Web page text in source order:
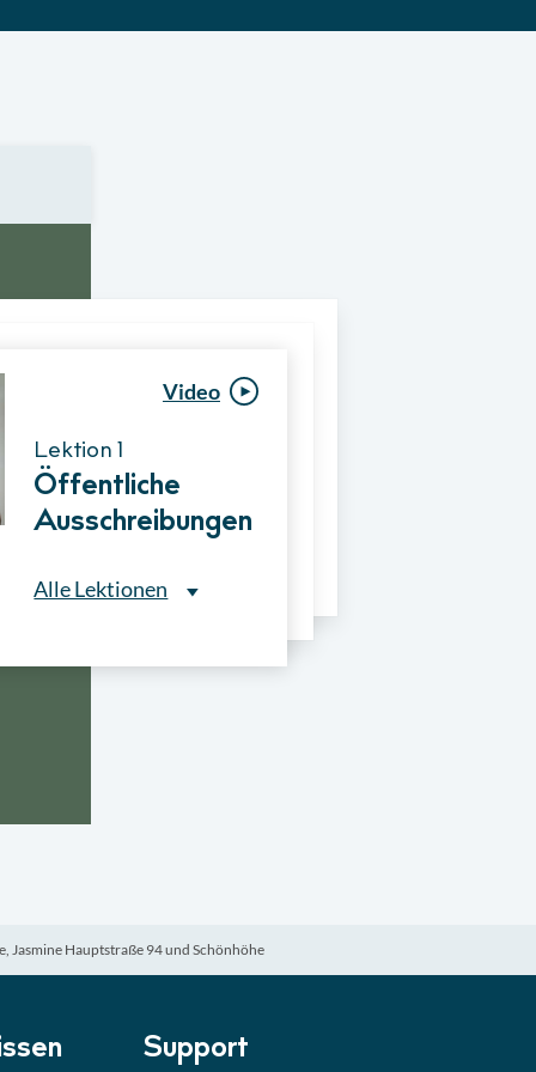
Video
Lektion 1
Öffentliche
Ausschreibungen
Alle Lektionen
Vergabeverfahre
Alle Lektionen
im Vergabeverfahren► 3:18 Min
von Angeboten Lektion
Jasmine Hauptstraße 94 und Schönhöhe
Support